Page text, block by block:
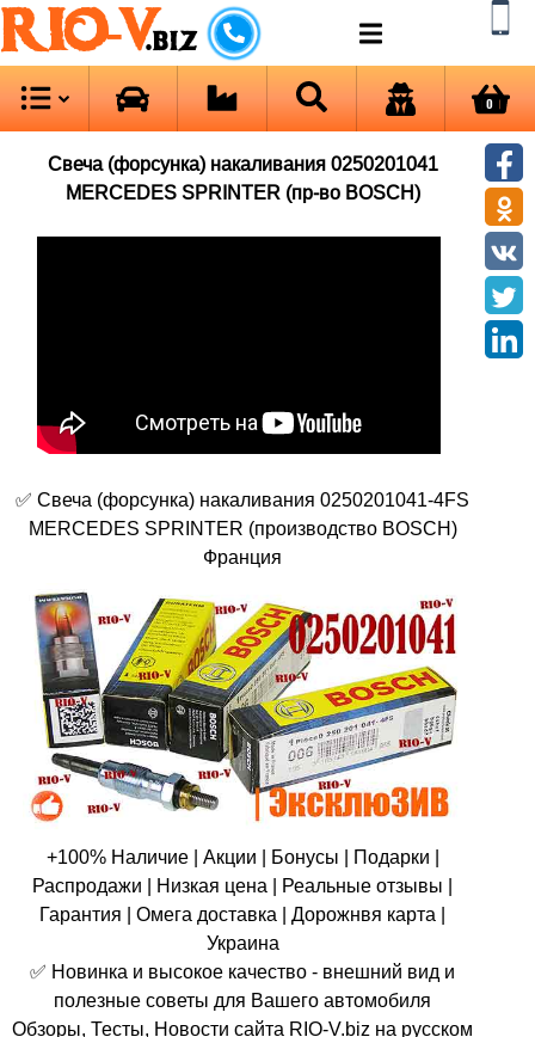
RIO-V.biz
0
Свеча (форсунка) накаливания 0250201041
MERCEDES SPRINTER (пр-во BOSCH)
✅ Свеча (форсунка) накаливания 0250201041-4FS
MERCEDES SPRINTER (производство BOSCH)
Франция
+100% Наличие | Акции | Бонусы | Подарки |
Распродажи | Низкая цена | Реальные отзывы |
Гарантия | Омега доставка | Дорожнвя карта |
Украина
✅ Новинка и высокое качество - внешний вид и
полезные советы для Вашего автомобиля
Обзоры, Тесты, Новости сайта RIO-V.biz на русском